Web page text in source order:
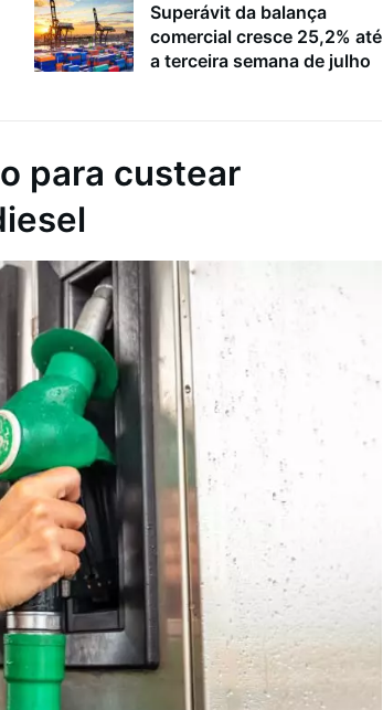
Superávit da balança
comercial cresce 25,2% até
a terceira semana de julho
para custear